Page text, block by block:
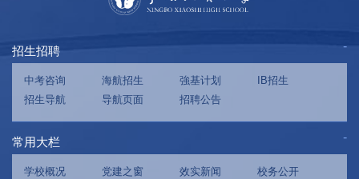
招生招聘
中考咨询 海航招生 強基计划
IB招生
招生导航
导航页面 招聘公告
常用大栏
学校概况 党建之窗 效实新闻
校务公开